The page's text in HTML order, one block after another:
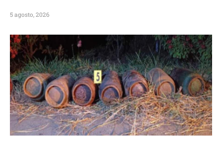
5 agosto, 2026